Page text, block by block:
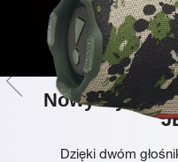
Nowy wymiar
Dzięki dwóm